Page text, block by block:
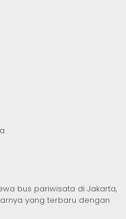
bus pariwisata di Jakarta,
yang terbaru dengan